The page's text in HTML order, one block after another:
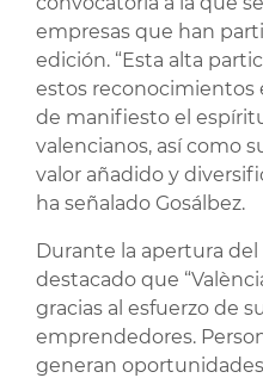
empresas que han
edición. “Esta alta
estos reconocimientos
de manifiesto el
valencianos, así como
valor añadido y
ha señalado Gosálbez.
Durante la apertura del
destacado que
gracias al esfuerzo de
emprendedores.
generan